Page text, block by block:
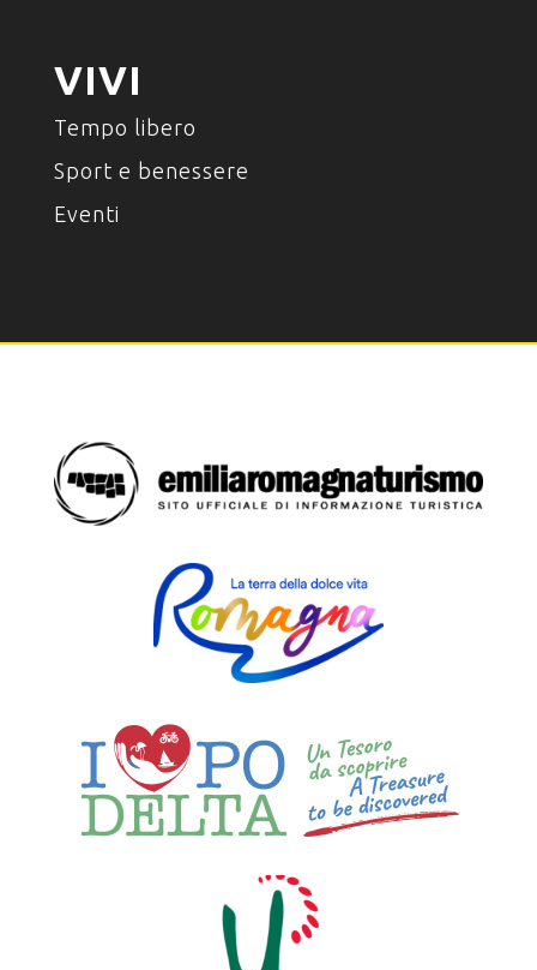
VIVI
Tempo libero
Sport e benessere
Eventi